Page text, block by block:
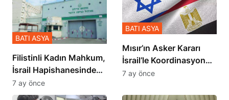
Filistinli Kadın Mahkum,
İsrail Hapishanesindeki
Zulmü Anlattı
BATI ASYA
7 ay önce
Mısır’ın Asker Kararı
İsrail’le Koordinasyon
İçinde Gerçekleşmiş
BATI ASYA
7 ay önce